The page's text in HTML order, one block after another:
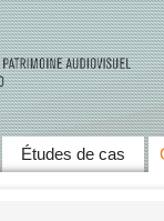
Études de cas